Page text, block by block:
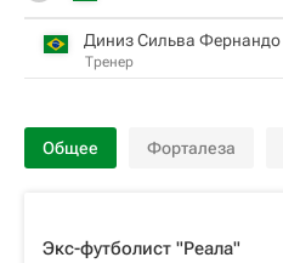
Диниз Сильва Фернандо
Тренер
Общее Форталеза
Экс-футболист "Реала"